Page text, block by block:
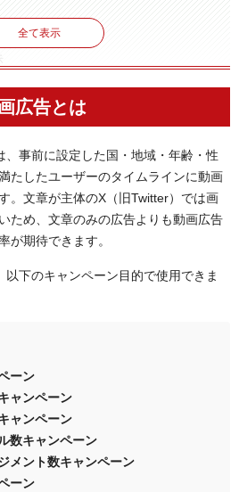
フレームレート
ーデック
告の種類
付き動画広告
画広告
ン付き動画広告
ーン
ャンペーン
キャンペーン
数キャンペーン
ーン
ンペーン
全て表示
広告とは
、事前に設定した国・地域・年齢・性
たしたユーザーのタイムラインに動画
。文章が主体のX（旧Twitter）では画
ため、文章のみの広告よりも動画広告
が期待できます。
下のキャンペーン目的で使用できま
ーン
ャンペーン
ャンペーン
数キャンペーン
メント数キャンペーン
ーン